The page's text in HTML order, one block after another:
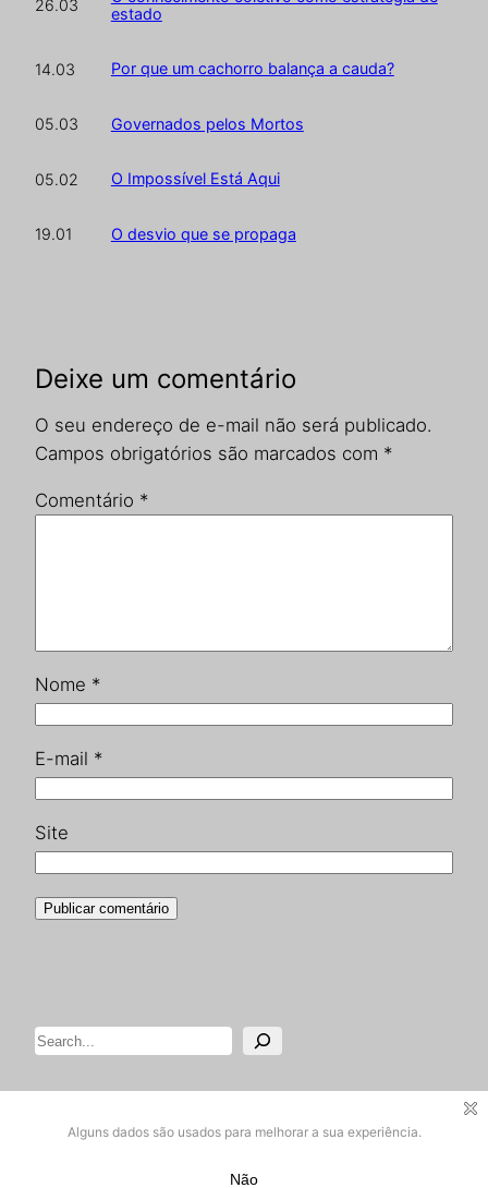
26.03
estado
14.03 Por que um cachorro balança a cauda?
05.03 Governados pelos Mortos
05.02 O Impossível Está Aqui
19.01 O desvio que se propaga
Deixe um comentário
O seu endereço de e-mail não será publicado.
Campos obrigatórios são marcados com *
Comentário *
Nome *
E-mail *
Site
Pesquisar